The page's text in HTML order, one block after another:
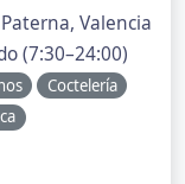
Valencia
(7:30–24:00)
Coctelería